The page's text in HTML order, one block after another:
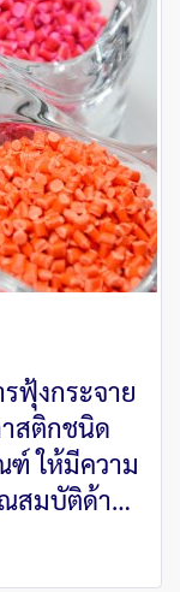
ฟุ้งกระจาย
สติกชนิด
น
ฑ์